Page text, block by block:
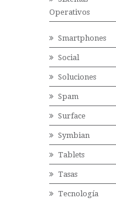
Operativos
Smartphones
Social
Soluciones
Spam
Surface
Symbian
Tablets
Tasas
Tecnología